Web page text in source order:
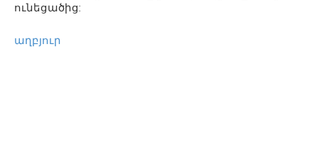
ունեցածից:
աղբյուր